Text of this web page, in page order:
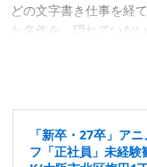
どの文字書き仕事を経
た名作を、隠れていな
標。隙あらば、あまり
「新卒・27卒」ア
フ「正社員」未経